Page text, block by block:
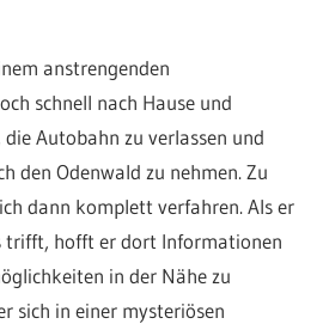
anstrengenden
schnell nach Hause und
Autobahn zu verlassen und
den Odenwald zu nehmen. Zu
dann komplett verfahren. Als er
trifft, hofft er dort Informationen
in der Nähe zu
sich in einer mysteriösen